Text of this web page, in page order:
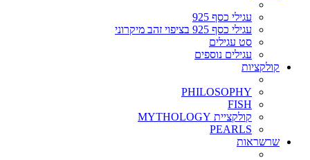
עגילי כסף 925
עגילי כסף 925 בציפוי זהב מיקרוני
סט עגילים
עגילים נוספים
קולקציות
PHILOSOPHY
FISH
קולקציית MYTHOLOGY
PEARLS
שרשראות